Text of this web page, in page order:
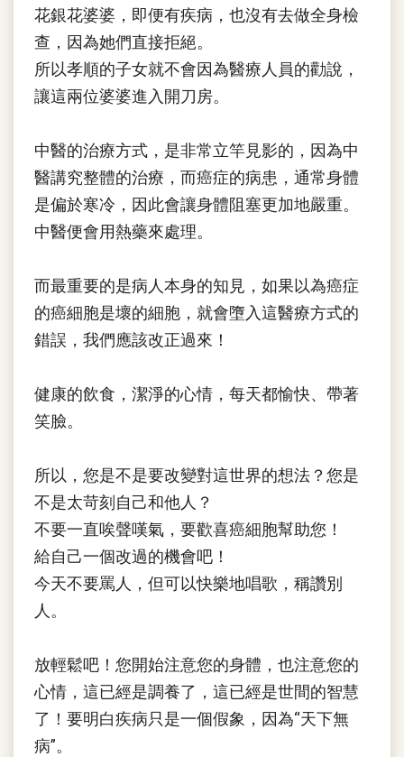
花銀花婆婆，即便有疾病，也沒有去做全身檢
查，因為她們直接拒絕。
所以孝順的子女就不會因為醫療人員的勸說，
讓這兩位婆婆進入開刀房。
中醫的治療方式，是非常立竿見影的，因為中
醫講究整體的治療，而癌症的病患，通常身體
是偏於寒冷，因此會讓身體阻塞更加地嚴重。
中醫便會用熱藥來處理。
而最重要的是病人本身的知見，如果以為癌症
的癌細胞是壞的細胞，就會墮入這醫療方式的
錯誤，我們應該改正過來！
健康的飲食，潔淨的心情，每天都愉快、帶著
笑臉。
所以，您是不是要改變對這世界的想法？您是
不是太苛刻自己和他人？
不要一直唉聲嘆氣，要歡喜癌細胞幫助您！
給自己一個改過的機會吧！
今天不要罵人，但可以快樂地唱歌，稱讚別
人。
放輕鬆吧！您開始注意您的身體，也注意您的
心情，這已經是調養了，這已經是世間的智慧
了！要明白疾病只是一個假象，因為“天下無
病”。